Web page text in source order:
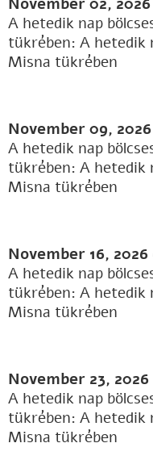
A hetedik nap
tükrében: A hetedik
Misna tükrében
November 09, 2026
A hetedik nap
tükrében: A hetedik
Misna tükrében
November 16, 2026
A hetedik nap
tükrében: A hetedik
Misna tükrében
November 23, 2026
A hetedik nap
tükrében: A hetedik
Misna tükrében